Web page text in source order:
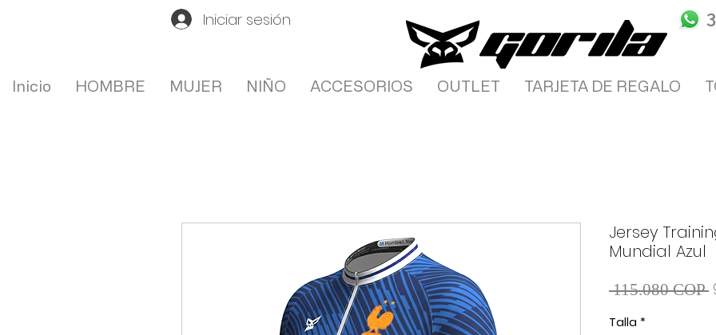
Iniciar sesión
Inicio HOMBRE MUJER NIÑO ACCESORIOS OUTLET TARJETA DE REGALO
Jersey
Mundial Azul
115.080 COP
Talla *